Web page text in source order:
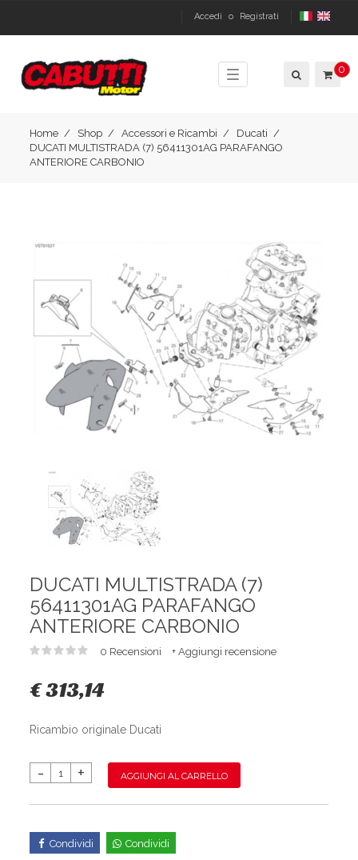
Accedi o Registrati
Toggle
navigation
0
Home Shop Accessori e Ricambi
Ducati
DUCATI MULTISTRADA (7) 56411301AG PARAFANGO
ANTERIORE CARBONIO
DUCATI MULTISTRADA (7)
56411301AG PARAFANGO
ANTERIORE CARBONIO
0 Recensioni + Aggiungi recensione
€ 313,14
Ricambio originale Ducati
AGGIUNGI AL CARRELLO
Condividi Condividi